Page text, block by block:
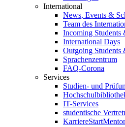
International
News, Events &
Team des
Incoming Students
International Days
Outgoing Students
Sprachenzentrum
FAQ-Corona
Services
Studien- und
IT-Services
studentische